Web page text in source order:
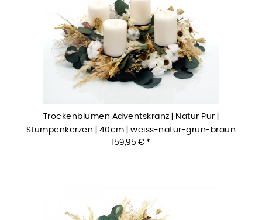
Trockenblumen Adventskranz | Natur Pur |
Stumpenkerzen | 40cm | weiss-natur-grün-braun
159,95 € *